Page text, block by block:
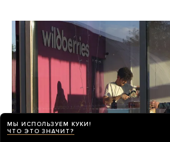
МЫ ИСПОЛЬЗУЕМ КУКИ!
ЧТО ЭТО ЗНАЧИТ?